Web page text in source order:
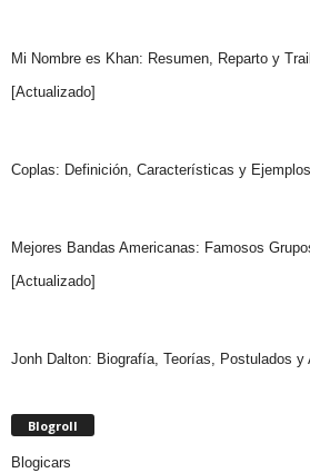
Mi Nombre es Khan: Resumen, Reparto y
[Actualizado]
Coplas: Definición, Características y
Mejores Bandas Americanas: Famosos
[Actualizado]
Jonh Dalton: Biografía, Teorías, Postulados y
Blogroll
Blogicars